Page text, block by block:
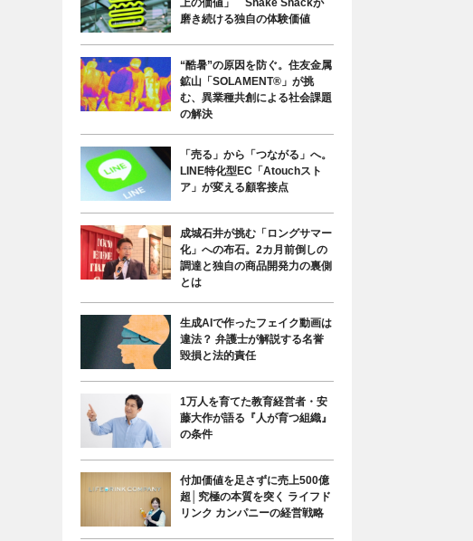
上の価値」 Shake Shackが
磨き続ける独自の体験価値
“酷暑”の原因を防ぐ。住友金属
鉱山「SOLAMENT®」が挑
む、異業種共創による社会課題
の解決
「売る」から「つながる」へ。
LINE特化型EC「Atouchスト
ア」が変える顧客接点
成城石井が挑む「ロングサマー
化」への布石。2カ月前倒しの
調達と独自の商品開発力の裏側
とは
生成AIで作ったフェイク動画は
違法？ 弁護士が解説する名誉
毀損と法的責任
1万人を育てた教育経営者・安
藤大作が語る『人が育つ組織』
の条件
付加価値を足さずに売上500億
超│究極の本質を突く ライフド
リンク カンパニーの経営戦略